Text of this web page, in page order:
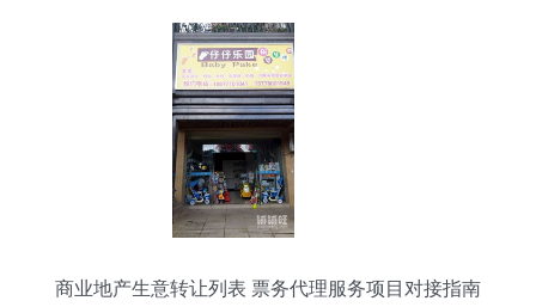
商业地产生意转让列表 票务代理服务项目对接指南